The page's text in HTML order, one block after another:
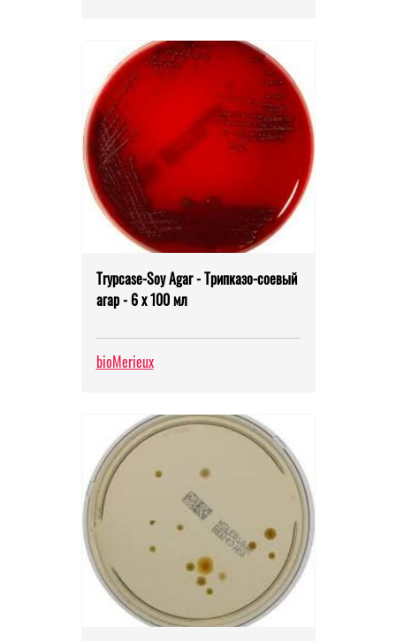
Trypcase-Soy Agar - Трипказо-соевый
агар - 6 x 100 мл
bioMerieux